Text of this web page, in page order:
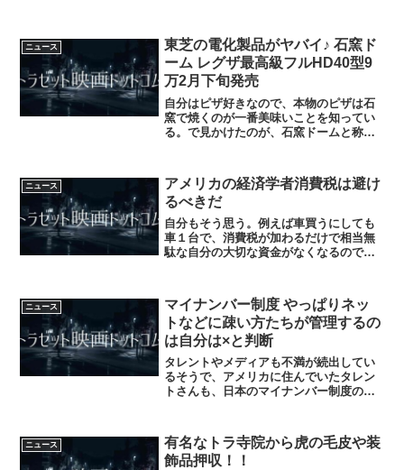
うか。とにかく、国の現在運用してる人
にはまかせてられないとおもう...
ニュース
東芝の電化製品がヤバイ♪ 石窯ド
ーム レグザ最高級フルHD40型9
万2月下旬発売
自分はピザ好きなので、本物のピザは石
窯で焼くのが一番美味いことを知ってい
る。で見かけたのが、石窯ドームと称す
ら、1999年に買った掃除機はいまだに壊
れず、馬力のある吸...
ニュース
アメリカの経済学者消費税は避け
るべきだ
自分もそう思う。例えば車買うにしても
車１台で、消費税が加わるだけで相当無
駄な自分の大切な資金がなくなるので、
消費税がのしかかってくる。ので自分も
アメリカ経済学者には賛成...
ニュース
マイナンバー制度 やっぱりネッ
トなどに疎い方たちが管理するの
は自分は×と判断
タレントやメディアも不満が続出してい
るそうで、アメリカに住んでいたタレン
トさんも、日本のマイナンバー制度の危
り、みずから危険なものを扱うのはどう
かと思う。お年寄りのかた...
ニュース
有名なトラ寺院から虎の毛皮や装
飾品押収！！